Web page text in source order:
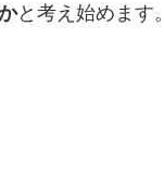
と考え始めます。